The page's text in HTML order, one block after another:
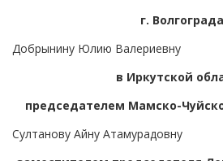
г. Волгограда
Добрынину Юлию Валериевну
в Иркутской
председателем Мамско-
Султанову Айну Атамурадовну